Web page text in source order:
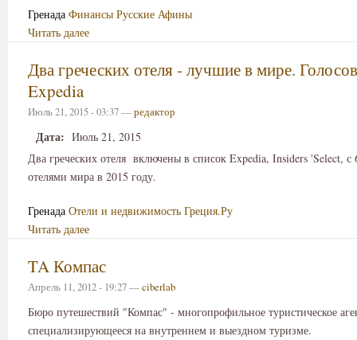
Гренада Финансы Русские Афины
Читать далее
Два греческих отеля - лучшие в мире.
Expedia
Июль 21, 2015 - 03:37 —редактор
Дата: Июль 21, 2015
Два греческих отеля включены в список Expedia, Insiders 'Select,
отелями мира в 2015 году.
Гренада Отели и недвижимость Греция.Ру
Читать далее
TA Компас
Апрель 11, 2012 - 19:27 —ciberlab
Бюро путешествий "Компас" - многопрофильное туристическое
специализирующееся на внутреннем и выездном туризме.